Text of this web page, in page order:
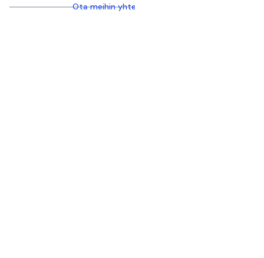
Ota meihin yhteyttä saadaksesi lisätietoja